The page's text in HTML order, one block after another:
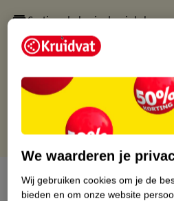
Gratis ophalen in de winkel
Op werkdagen voor 22:00 uur
Gratis thuisbezorgd vanaf 50.00
Gratis punten met je Kruidvat
Over dit product
We waarderen je
Wij gebruiken cookies om je de
bieden en om onze website